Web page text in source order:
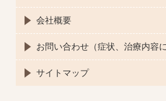
会社概要
お問い合わせ（症状、治療内容
サイトマップ